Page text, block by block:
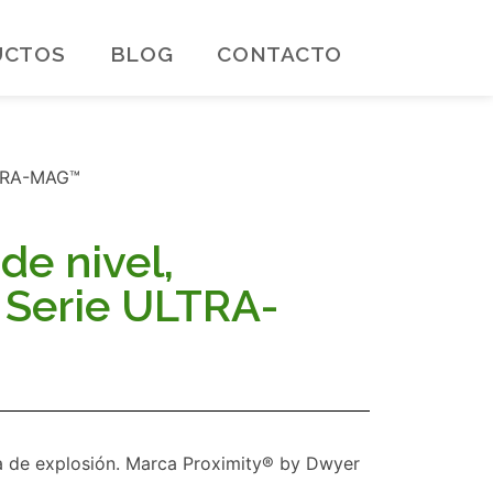
BLOG CONTACTO
MAG™
nivel,
ULTRA-
de explosión. Marca Proximity® by Dwyer